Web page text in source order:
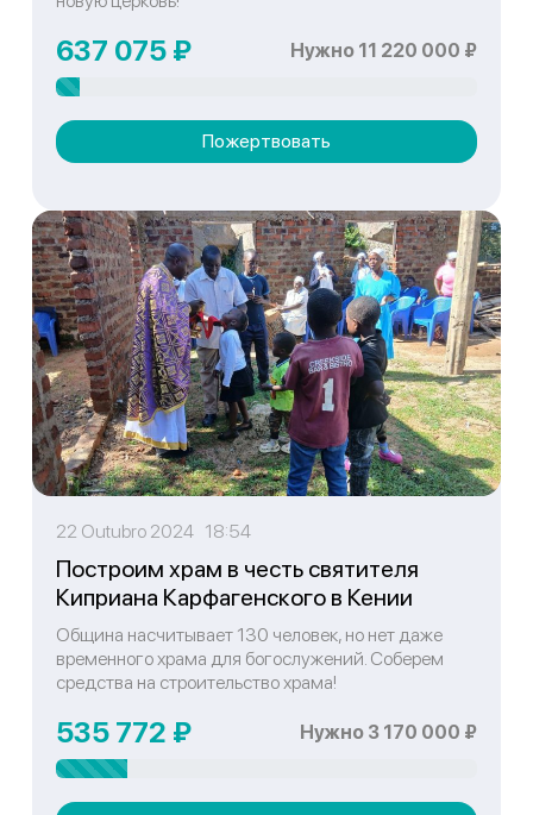
637 075 ₽ Нужно 11 220 000 ₽
Пожертвовать
22 Outubro 2024 18:54
Построим храм в честь святителя
Киприана Карфагенского в Кении
Община насчитывает 130 человек, но нет даже
временного храма для богослужений. Соберем
средства на строительство храма!
535 772 ₽ Нужно 3 170 000 ₽